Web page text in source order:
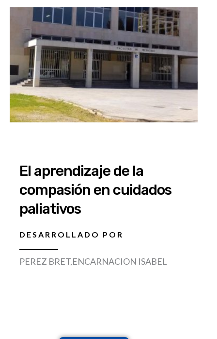
El aprendizaje de la
compasión en cuidados
paliativos
DESARROLLADO POR
PEREZ BRET,ENCARNACION ISABEL